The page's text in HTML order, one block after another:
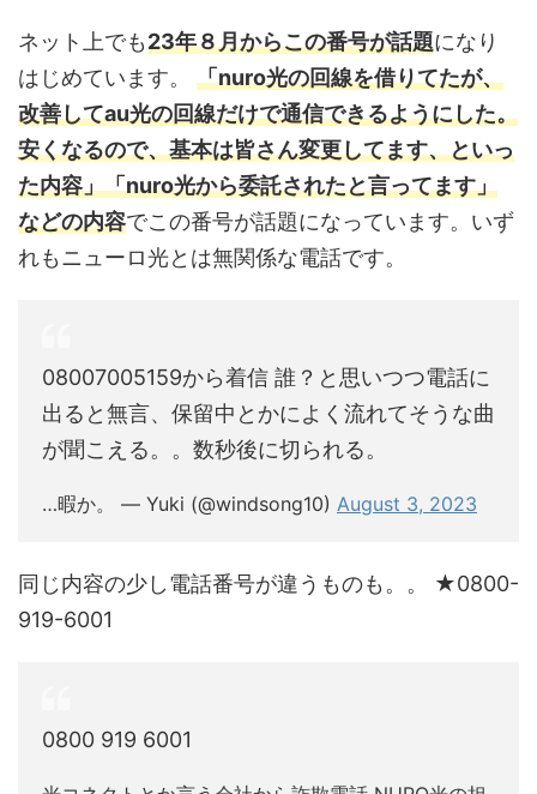
ネット上でも23年８月からこの番号が話題になり
はじめています。 「nuro光の回線を借りてたが、
改善してau光の回線だけで通信できるようにした。
安くなるので、基本は皆さん変更してます、といっ
た内容」「nuro光から委託されたと言ってます」
などの内容でこの番号が話題になっています。いず
れもニューロ光とは無関係な電話です。
08007005159から着信 誰？と思いつつ電話に
出ると無言、保留中とかによく流れてそうな曲
が聞こえる。。数秒後に切られる。
…暇か。 — Yuki (@windsong10) August 3, 2023
同じ内容の少し電話番号が違うものも。。 ★0800-
919-6001
0800 919 6001